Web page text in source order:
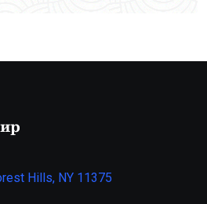
Hills, NY 11375